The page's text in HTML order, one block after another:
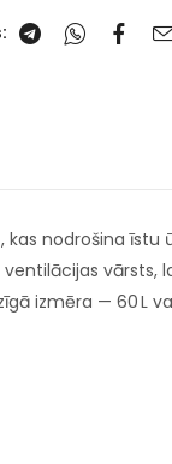
kas nodrošina
vārsts,
izmēra — 60 L